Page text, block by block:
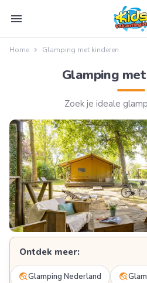
menu
Home Glamping met kinderen
Glamping
Zoek je ideale
Ontdek meer:
travel_exploreGlamping Nederland travel_explore